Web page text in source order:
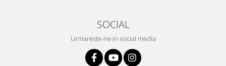
SOCIAL
Urmareste-ne in social media